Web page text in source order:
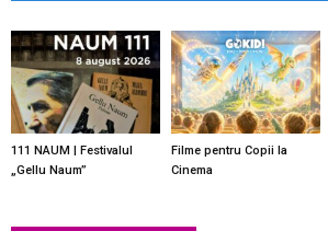
111 NAUM | Festivalul
„Gellu Naum”
Filme pentru Copii la
Cinema